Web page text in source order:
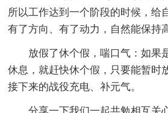
所以工作达到一个阶段的时候，给
有了方向、有了动力，自然能保持
放假了休个假，喘口气：如果
休息，就赶快休个假，只要能暂时
接下来的战役充电、补元气。